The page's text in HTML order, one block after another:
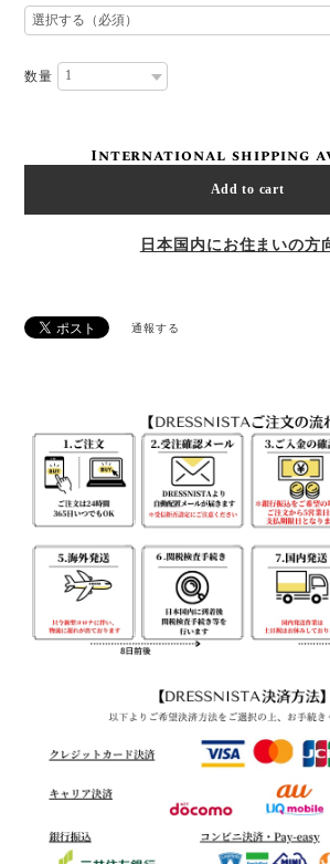
数量
International shipping
Add to cart
日本国内にお住まいの方
通報する